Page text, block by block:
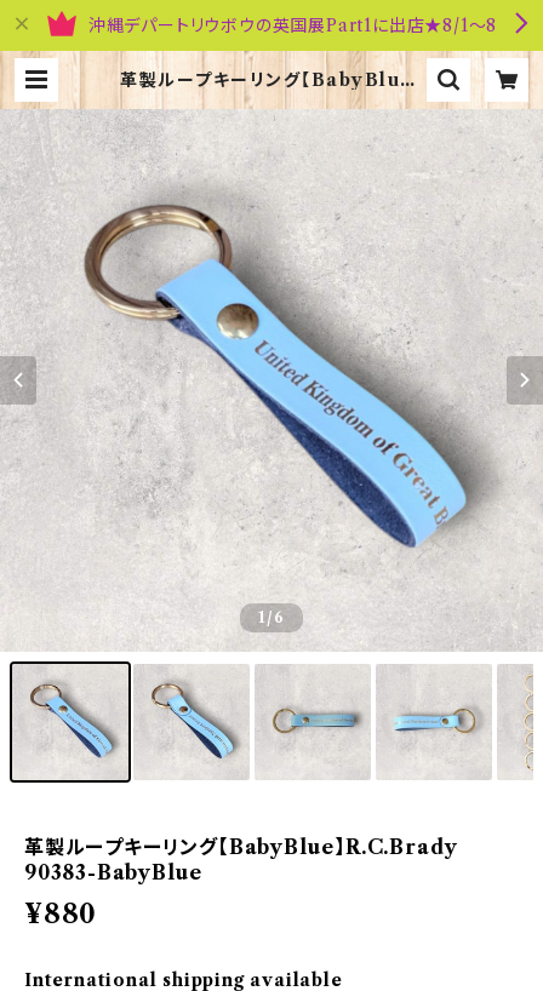
沖縄デパートリウボウの英国展Part1に出店★8/1～8
革製ループキーリング【BabyBlue】
R.C.Brady 90383-BabyBlue |
英国雑貨専門店ブリティッシュ・ライフ
1 /6
革製ループキーリング【BabyBlue】R.C.Brady
90383-BabyBlue
¥880
International shipping available